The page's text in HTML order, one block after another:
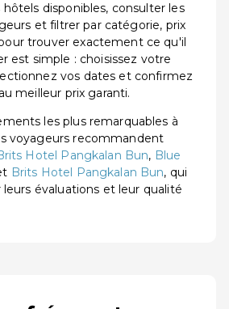
disponibles, consulter les
et filtrer par catégorie, prix
trouver exactement ce qu'il
est simple : choisissez votre
vos dates et confirmez
meilleur prix garanti.
les plus remarquables à
voyageurs recommandent
Hotel Pangkalan Bun, Blue
Brits Hotel Pangkalan Bun, qui
évaluations et leur qualité